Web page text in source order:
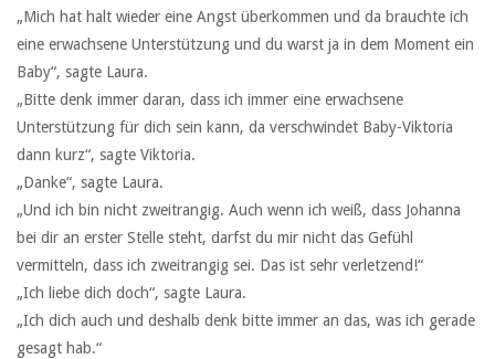
„Mich hat halt wieder eine Angst überkommen und da brauchte ich
eine erwachsene Unterstützung und du warst ja in dem Moment ein
Baby“, sagte Laura.
„Bitte denk immer daran, dass ich immer eine erwachsene
Unterstützung für dich sein kann, da verschwindet Baby-Viktoria
dann kurz“, sagte Viktoria.
„Danke“, sagte Laura.
„Und ich bin nicht zweitrangig. Auch wenn ich weiß, dass Johanna
bei dir an erster Stelle steht, darfst du mir nicht das Gefühl
vermitteln, dass ich zweitrangig sei. Das ist sehr verletzend!“
„Ich liebe dich doch“, sagte Laura.
„Ich dich auch und deshalb denk bitte immer an das, was ich gerade
gesagt hab.“